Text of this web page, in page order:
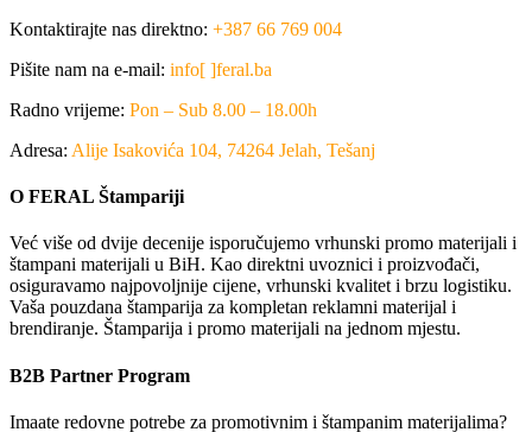
Kontaktirajte nas direktno: +387 66 769 004
Pišite nam na e-mail: info[ ]feral.ba
Radno vrijeme: Pon – Sub 8.00 – 18.00h
Adresa: Alije Isakovića 104, 74264 Jelah, Tešanj
O FERAL Štampariji
Već više od dvije decenije isporučujemo vrhunski promo materijali i
štampani materijali u BiH. Kao direktni uvoznici i proizvođači,
osiguravamo najpovoljnije cijene, vrhunski kvalitet i brzu logistiku.
Vaša pouzdana štamparija za kompletan reklamni materijal i
brendiranje. Štamparija i promo materijali na jednom mjestu.
B2B Partner Program
Imaate redovne potrebe za promotivnim i štampanim materijalima?